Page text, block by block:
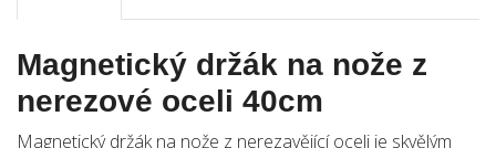
Magnetický držák na nože z
nerezové oceli 40cm
Magnetický držák na nože z nerezavějící oceli je skvělým